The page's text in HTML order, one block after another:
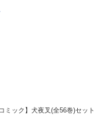
コミック】犬夜叉(全56巻)セット